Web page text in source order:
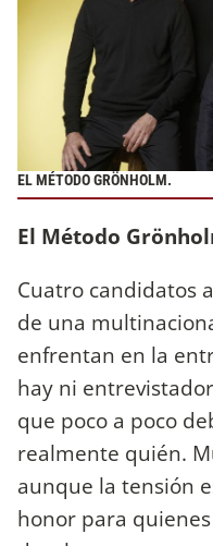
EL MÉTODO GRÖNHOLM.
El Método
Cuatro candidatos
de una
enfrentan en la
hay ni
que poco a poco
realmente quién.
aunque la tensión
honor para